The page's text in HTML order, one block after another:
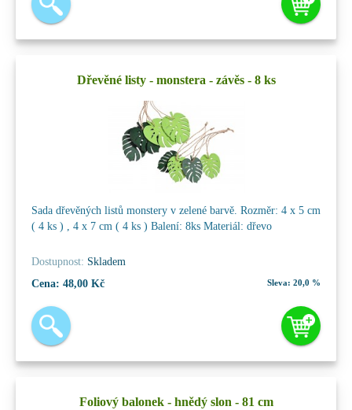
Dřevěné listy - monstera - závěs - 8 ks
Sada dřevěných listů monstery v zelené barvě. Rozměr: 4 x 5 cm
( 4 ks ) , 4 x 7 cm ( 4 ks ) Balení: 8ks Materiál: dřevo
Dostupnost: Skladem
Cena: 48,00 Kč Sleva: 20,0 %
Foliový balonek - hnědý slon - 81 cm